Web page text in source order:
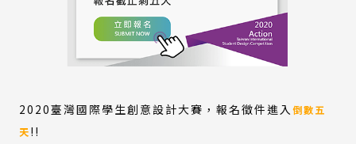
2020臺灣國際學生創意設計大賽，報名徵件進入 倒數五
天!!